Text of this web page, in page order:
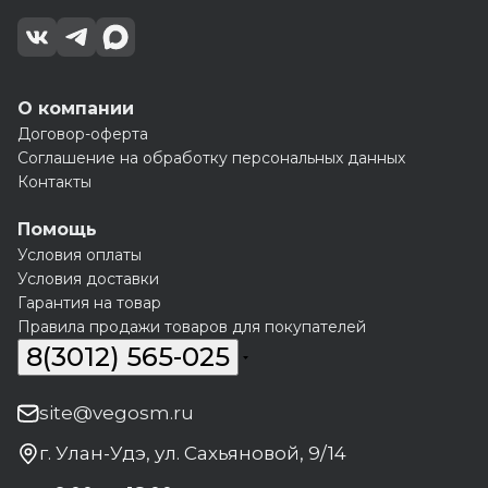
О компании
Договор-оферта
Соглашение на обработку персональных данных
Контакты
Помощь
Условия оплаты
Условия доставки
Гарантия на товар
Правила продажи товаров для покупателей
8(3012) 565-025
site@vegosm.ru
г. Улан-Удэ, ул. Сахьяновой, 9/14